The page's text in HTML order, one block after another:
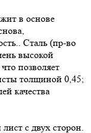
в основе
Сталь (пр-во
высокой
позволяет
толщиной 0,45;
качества
с двух сторон.